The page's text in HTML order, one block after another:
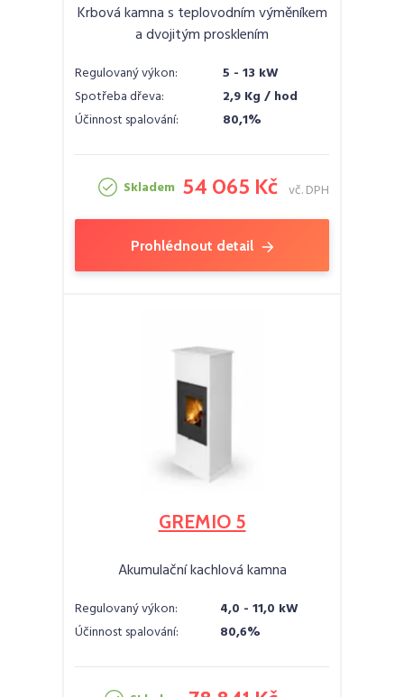
Krbová kamna s teplovodním výměníkem
a dvojitým prosklením
Regulovaný výkon:
5 - 13 kW
Spotřeba dřeva:
2,9 Kg / hod
Účinnost spalování:
80,1%
Skladem 54 065 Kč vč. DPH
Prohlédnout detail
GREMIO 5
Akumulační kachlová kamna
Regulovaný výkon:
4,0 - 11,0 kW
Účinnost spalování:
80,6%